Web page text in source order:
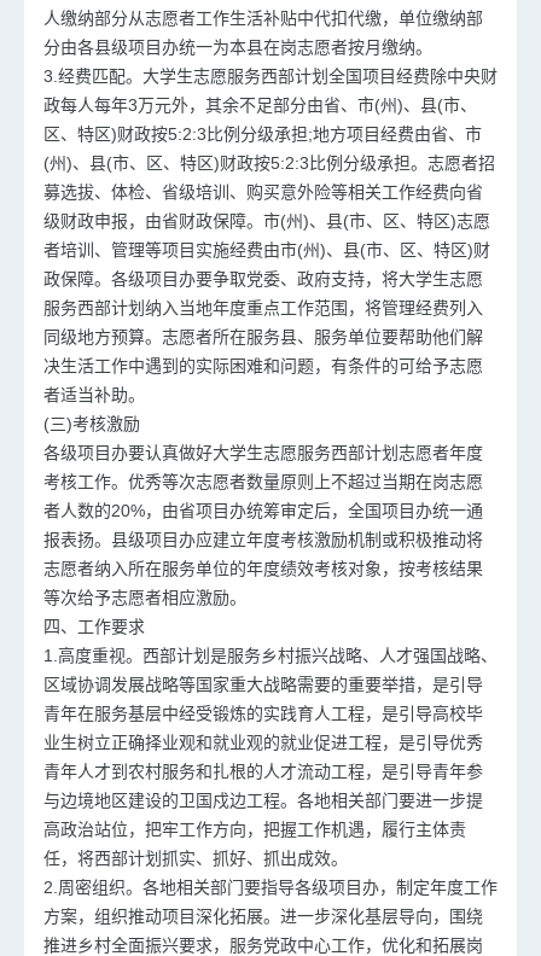
人缴纳部分从志愿者工作生活补贴中代扣代缴，单位缴纳部
分由各县级项目办统一为本县在岗志愿者按月缴纳。
3.经费匹配。大学生志愿服务西部计划全国项目经费除中央财
政每人每年3万元外，其余不足部分由省、市(州)、县(市、
区、特区)财政按5:2:3比例分级承担;地方项目经费由省、市
(州)、县(市、区、特区)财政按5:2:3比例分级承担。志愿者招
募选拔、体检、省级培训、购买意外险等相关工作经费向省
级财政申报，由省财政保障。市(州)、县(市、区、特区)志愿
者培训、管理等项目实施经费由市(州)、县(市、区、特区)财
政保障。各级项目办要争取党委、政府支持，将大学生志愿
服务西部计划纳入当地年度重点工作范围，将管理经费列入
同级地方预算。志愿者所在服务县、服务单位要帮助他们解
决生活工作中遇到的实际困难和问题，有条件的可给予志愿
者适当补助。
(三)考核激励
各级项目办要认真做好大学生志愿服务西部计划志愿者年度
考核工作。优秀等次志愿者数量原则上不超过当期在岗志愿
者人数的20%，由省项目办统筹审定后，全国项目办统一通
报表扬。县级项目办应建立年度考核激励机制或积极推动将
志愿者纳入所在服务单位的年度绩效考核对象，按考核结果
等次给予志愿者相应激励。
四、工作要求
1.高度重视。西部计划是服务乡村振兴战略、人才强国战略、
区域协调发展战略等国家重大战略需要的重要举措，是引导
青年在服务基层中经受锻炼的实践育人工程，是引导高校毕
业生树立正确择业观和就业观的就业促进工程，是引导优秀
青年人才到农村服务和扎根的人才流动工程，是引导青年参
与边境地区建设的卫国戍边工程。各地相关部门要进一步提
高政治站位，把牢工作方向，把握工作机遇，履行主体责
任，将西部计划抓实、抓好、抓出成效。
2.周密组织。各地相关部门要指导各级项目办，制定年度工作
方案，组织推动项目深化拓展。进一步深化基层导向，围绕
推进乡村全面振兴要求，服务党政中心工作，优化和拓展岗